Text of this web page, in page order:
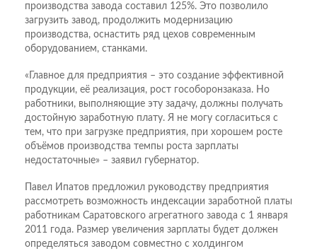
производства завода составил 125%. Это позволило
загрузить завод, продолжить модернизацию
производства, оснастить ряд цехов современным
оборудованием, станками.
«Главное для предприятия – это создание эффективной
продукции, её реализация, рост гособоронзаказа. Но
работники, выполняющие эту задачу, должны получать
достойную заработную плату. Я не могу согласиться с
тем, что при загрузке предприятия, при хорошем росте
объёмов производства темпы роста зарплаты
недостаточные» – заявил губернатор.
Павел Ипатов предложил руководству предприятия
рассмотреть возможность индексации заработной платы
работникам Саратовского агрегатного завода с 1 января
2011 года. Размер увеличения зарплаты будет должен
определяться заводом совместно с холдингом